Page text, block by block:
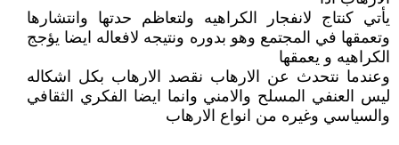
يأتي كنتاج لانفجار الكراهيه ولتعاظم حدتها وانتشارها
وتعمقها في المجتمع وهو بدوره ونتيجه لافعاله ايضا يؤجج
الكراهيه و يعمقها
وعندما نتحدث عن الارهاب نقصد الارهاب بكل اشكاله
ليس العنفي المسلح والامني وانما ايضا الفكري الثقافي
والسياسي وغيره من انواع الارهاب